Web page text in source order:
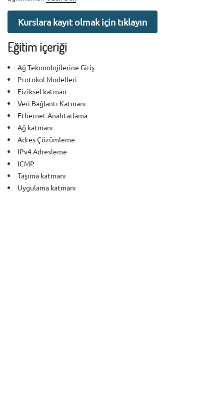
Kurslara kayıt olmak için tıklayın
Eğitim içeriği
Ağ Tekonolojilerine Giriş
Protokol Modelleri
Fiziksel katman
Veri Bağlantı Katmanı
Ethernet Anahtarlama
Ağ katmanı
Adres Çözümleme
IPv4 Adresleme
ICMP
Taşıma katmanı
Uygulama katmanı